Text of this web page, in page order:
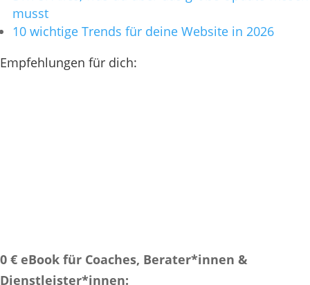
musst
10 wichtige Trends für deine Website in 2026
Empfehlungen für dich:
0 € eBook für Coaches, Berater*innen &
Dienstleister*innen: